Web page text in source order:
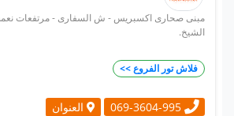
مبنى صحارى اكسبريس - ش السفارى - مرتفعات
الشيخ.
فلاش تور الفروع >>
069-3604-995 العنوان